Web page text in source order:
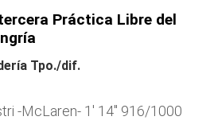
Práctica Libre del
Tpo./dif.
-McLaren- 1' 14'' 916/1000